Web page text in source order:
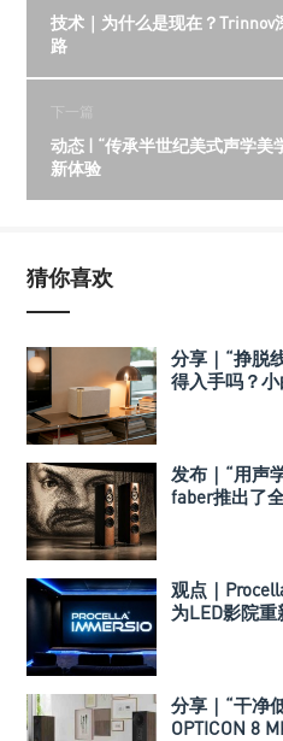
技术｜为什么是现在？Trinnov
路
下一篇
动态 | “传承半世纪美式声学美
新体验
猜你喜欢
分享｜“挣脱
得入手吗？
发布｜“用声
faber推出了
观点｜
为LED影院
分享｜“干净
OPTICON 8